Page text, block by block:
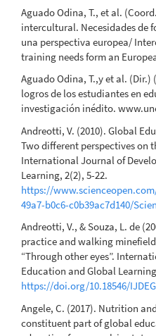
Aguado Odina, T., et al.
intercultural. Necesidades de
una perspectiva europea/
training needs form an
Aguado Odina, T.,y et al.
logros de los estudiantes en
investigación inédito.
Andreotti, V. (2010). Global
Two different perspectives on
International Journal of
Learning, 2(2), 5-22.
https://
49a7-b0c6-c0b39ac7d140/
Andreotti, V., & Souza, L. de
practice and walking
“Through other eyes”.
Education and Global
https://doi.org/10.18546/
Angele, C. (2017). Nutrition
constituent part of global